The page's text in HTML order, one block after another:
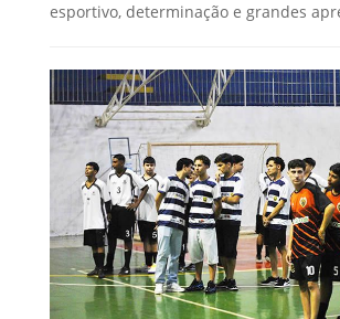
esportivo, determinação e grandes